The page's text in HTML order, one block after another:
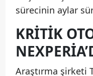
sürecinin aylar
KRITIK
Araştırma şirketi